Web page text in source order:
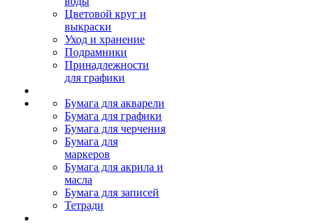
Цветовой круг и
выкраски
Уход и хранение
Подрамники
Принадлежности
для графики
Бумага для акварели
Бумага для графики
Бумага для черчения
Бумага для
маркеров
Бумага для акрила и
масла
Бумага для записей
Тетради